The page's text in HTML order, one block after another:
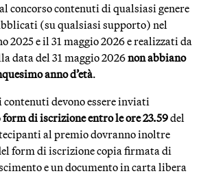
concorso contenuti di qualsiasi genere
(su qualsiasi supporto) nel
2025 e il 31 maggio 2026 e realizzati da
data del 31 maggio 2026non abbiano
anno d’età.
contenuti devono essere inviati
form di iscrizioneentro le ore 23.59del
al premio dovranno inoltre
form di iscrizione copia firmata di
e un documento in carta libera